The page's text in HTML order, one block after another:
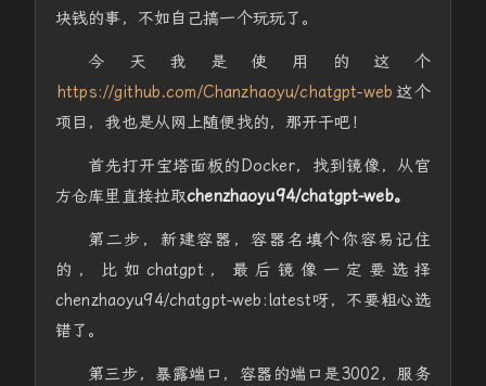
块钱的事，不如自己搞一个玩玩了。
今天我是使用的这个
https://github.com/Chanzhaoyu/chatgpt-web 这个
项目，我也是从网上随便找的，那开干吧！
首先打开宝塔面板的Docker，找到镜像，从官
方仓库里直接拉取chenzhaoyu94/chatgpt-web。
第二步，新建容器，容器名填个你容易记住
的，比如chatgpt，最后镜像一定要选择
chenzhaoyu94/chatgpt-web:latest呀，不要粗心选
错了。
第三步，暴露端口，容器的端口是3002，服务